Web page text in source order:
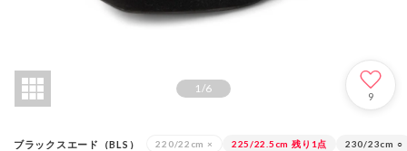
1/6
9
ブラックスエード（BLS） 220/22cm × 225/22.5cm 残り1点 230/23cm ○